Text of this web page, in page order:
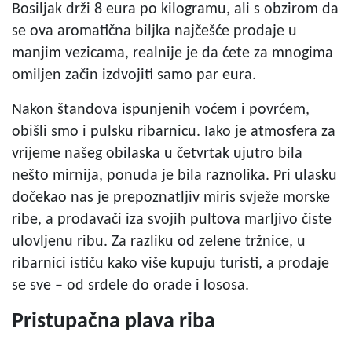
Bosiljak drži 8 eura po kilogramu, ali s obzirom da
se ova aromatična biljka najčešće prodaje u
manjim vezicama, realnije je da ćete za mnogima
omiljen začin izdvojiti samo par eura.
Nakon štandova ispunjenih voćem i povrćem,
obišli smo i pulsku ribarnicu. Iako je atmosfera za
vrijeme našeg obilaska u četvrtak ujutro bila
nešto mirnija, ponuda je bila raznolika. Pri ulasku
dočekao nas je prepoznatljiv miris svježe morske
ribe, a prodavači iza svojih pultova marljivo čiste
ulovljenu ribu. Za razliku od zelene tržnice, u
ribarnici ističu kako više kupuju turisti, a prodaje
se sve – od srdele do orade i lososa.
Pristupačna plava riba